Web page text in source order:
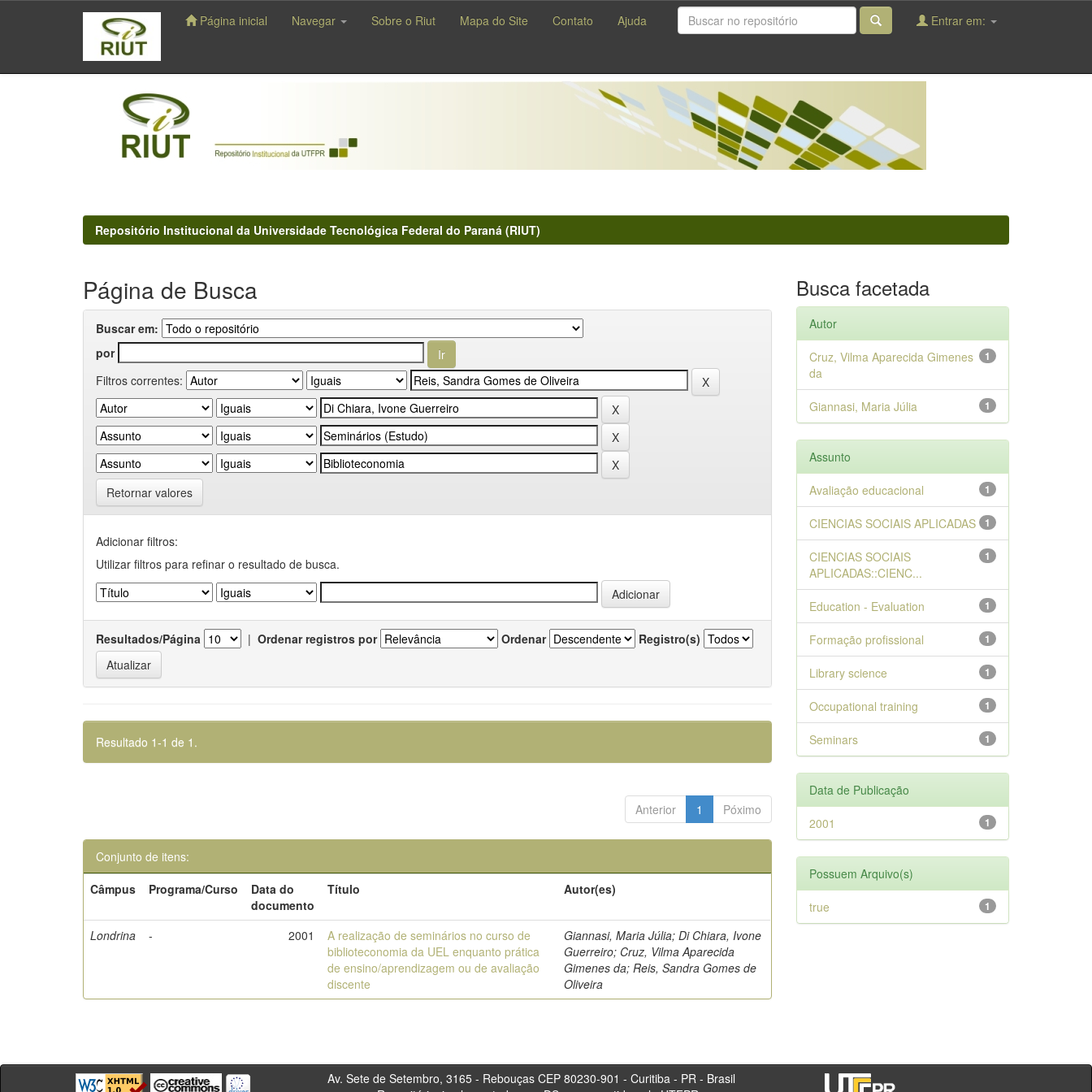
navigation
Página inicial Navegar Sobre o Riut Mapa do Site Contato Ajuda Entrar em:
Repositório Institucional da Universidade Tecnológica Federal do Paraná (RIUT)
Página de Busca
Buscar em:
por
Filtros correntes:
Retornar valores
Adicionar filtros:
Utilizar filtros para refinar o resultado de busca.
Resultados/Página | Ordenar registros por Ordenar Registro(s)
Resultado 1-1 de 1.
Anterior 1 Póximo
Conjunto de itens:
Câmpus
Programa/Curso
Data do
documento
Título Autor(es)
Londrina - 2001
A realização de seminários no curso de
biblioteconomia da UEL enquanto prática
de ensino/aprendizagem ou de avaliação
discente
Giannasi, Maria Júlia; Di Chiara, Ivone
Guerreiro; Cruz, Vilma Aparecida
Gimenes da; Reis, Sandra Gomes de
Oliveira
Busca facetada
Autor
1
Cruz, Vilma Aparecida Gimenes
da
1
Giannasi, Maria Júlia
Assunto
1
Avaliação educacional
1
CIENCIAS SOCIAIS APLICADAS
1
CIENCIAS SOCIAIS
APLICADAS::CIENC...
1
Education - Evaluation
1
Formação profissional
1
Library science
1
Occupational training
1
Seminars
Data de Publicação
1
2001
Possuem Arquivo(s)
1
true
Av. Sete de Setembro, 3165 - Rebouças CEP 80230-901 - Curitiba - PR - Brasil